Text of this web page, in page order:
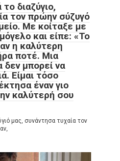
διαζύγιο,
τον πρώην σύζυγό
Με κοίταξε με
και είπε: «Το
η καλύτερη
ποτέ. Μια
δεν μπορεί να
Είμαι τόσο
έναν γιο
καλύτερή σου
μας, συνάντησα τυχαία τον